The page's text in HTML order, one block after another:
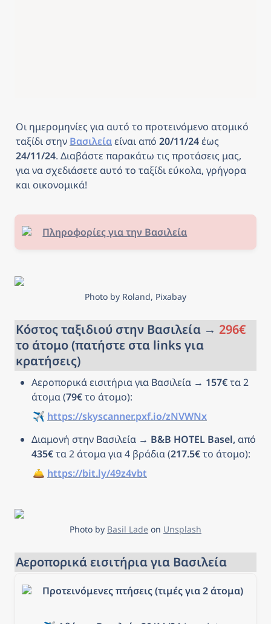
Οι ημερομηνίες για αυτό το προτεινόμενο ατομικό
ταξίδι στην Βασιλείαείναι από 20/11/24 έως
24/11/24. Διαβάστε παρακάτω τις προτάσεις μας,
για να σχεδιάσετε αυτό το ταξίδι εύκολα, γρήγορα
και οικονομικά!
Πληροφορίες για την Βασιλεία
Photo by Roland, Pixabay
Κόστος ταξιδιού στην Βασιλεία → 296€
το άτομο (πατήστε στα links για
κρατήσεις)
Αεροπορικά εισιτήρια για Βασιλεία → 157€ τα 2
άτομα (79€ το άτομο):
✈️ https://skyscanner.pxf.io/zNVWNx
Διαμονή στην Βασιλεία → B&B HOTEL Basel,
435€ τα 2 άτομα για 4 βράδια (217.5€ το άτομο):
🛎️ https://bit.ly/49z4vbt
Photo by Basil Lade on Unsplash
Αεροπορικά εισιτήρια για Βασιλεία
Προτεινόμενες πτήσεις (τιμές για 2 άτομα)